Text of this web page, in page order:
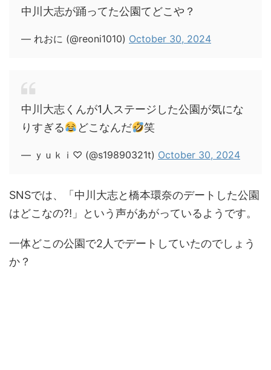
中川大志が踊ってた公園てどこや？
— れおに (@reoni1010) October 30, 2024
中川大志くんが1人ステージした公園が気にな
りすぎる
どこなんだ 笑
— ｙｕｋｉ♡ (@s19890321t) October 30, 2024
SNSでは、「中川大志と橋本環奈のデートした公園
はどこなの⁈」という声があがっているようです。
一体どこの公園で2人でデートしていたのでしょう
か？